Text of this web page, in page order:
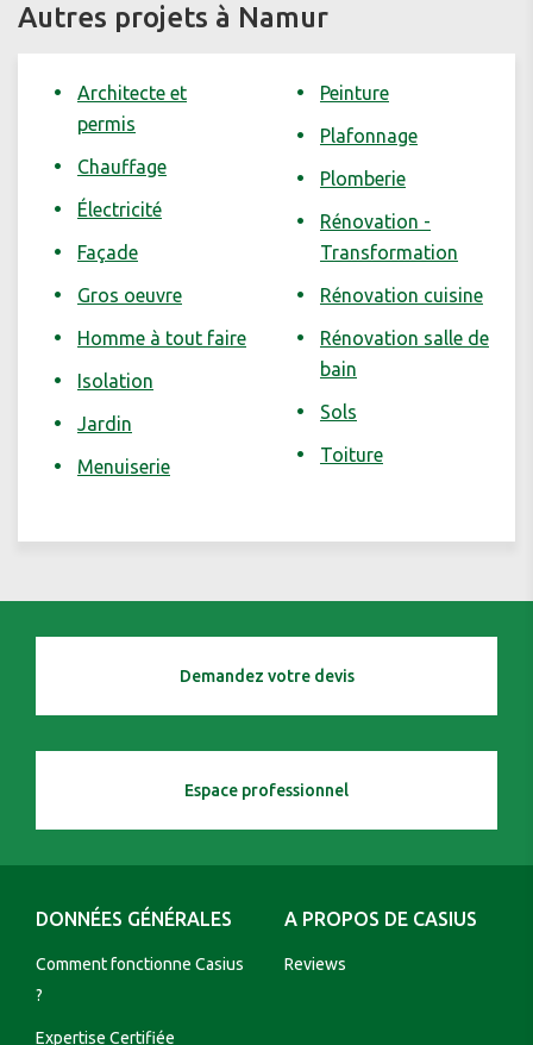
Autres projets à Namur
Architecte et
permis
Chauffage
Électricité
Façade
Gros oeuvre
Homme à tout faire
Isolation
Jardin
Menuiserie
Peinture
Plafonnage
Plomberie
Rénovation -
Transformation
Rénovation cuisine
Rénovation salle de
bain
Sols
Toiture
Demandez votre devis
Espace professionnel
DONNÉES GÉNÉRALES
Comment fonctionne Casius
?
Expertise Certifiée
A PROPOS DE CASIUS
Reviews